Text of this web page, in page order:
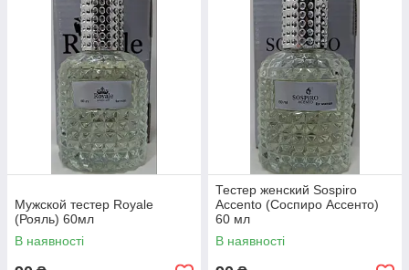
Мужской тестер Royale
(Рояль) 60мл
В наявності
Тестер женский Sospiro
Accento (Соспиро Ассенто)
60 мл
В наявності